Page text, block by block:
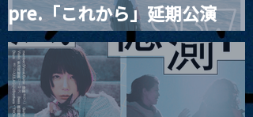
pre.「これから」延期公演
Blurred City Lights × 17歳
とベルリンの壁